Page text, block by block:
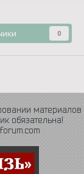
0
материалов
обязательна!